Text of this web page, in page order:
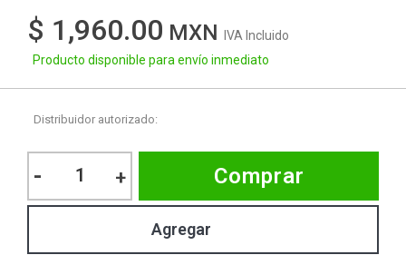
$ 1,960.00
IVA Incluido
Producto disponible para envío inmediato
Distribuidor autorizado:
- + Comprar